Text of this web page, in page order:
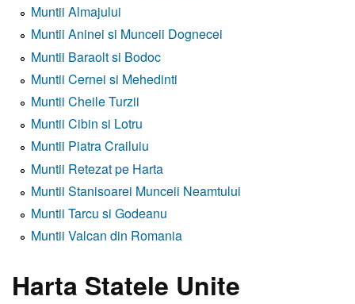
Muntii Almajului
Muntii Aninei si Munceii Dognecei
Muntii Baraolt si Bodoc
Muntii Cernei si Mehedinti
Muntii Cheile Turzii
Muntii Cibin si Lotru
Muntii Piatra Crailuiu
Muntii Retezat pe Harta
Muntii Stanisoarei Munceii Neamtului
Muntii Tarcu si Godeanu
Muntii Valcan din Romania
Harta Statele Unite